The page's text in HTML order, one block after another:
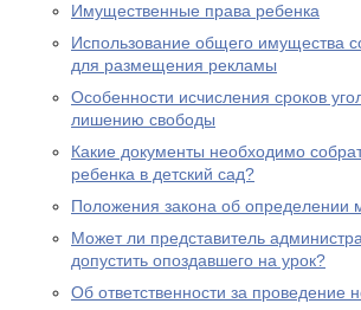
Имущественные права ребенка
Использование общего имущества
для размещения рекламы
Особенности исчисления сроков
лишению свободы
Какие документы необходимо
ребенка в детский сад?
Положения закона об определении
Может ли представитель
допустить опоздавшего на урок?
Об ответственности за проведение